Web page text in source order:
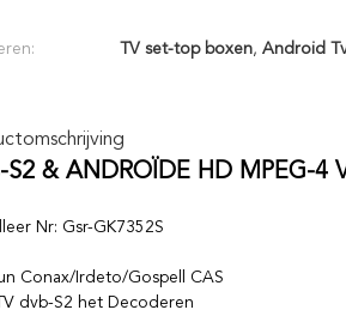
TV set-top boxen, Android
S2 & ANDROÏDE HD MPEG-4
Nr: Gsr-GK7352S
Conax/Irdeto/Gospell CAS
dvb-S2 het Decoderen